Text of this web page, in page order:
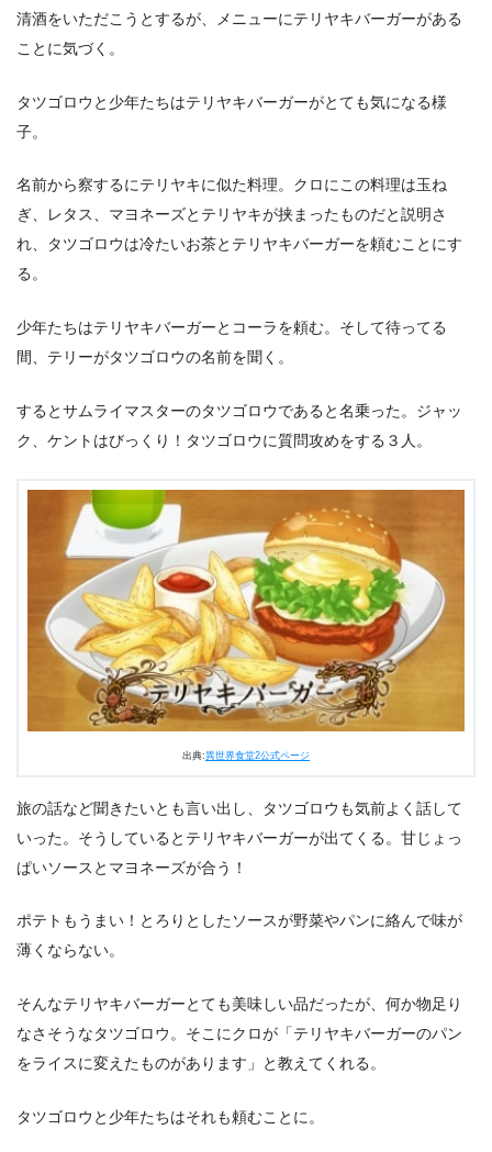
清酒をいただこうとするが、メニューにテリヤキバーガーがある
ことに気づく。
タツゴロウと少年たちはテリヤキバーガーがとても気になる様
子。
名前から察するにテリヤキに似た料理。クロにこの料理は玉ね
ぎ、レタス、マヨネーズとテリヤキが挟まったものだと説明さ
れ、タツゴロウは冷たいお茶とテリヤキバーガーを頼むことにす
る。
少年たちはテリヤキバーガーとコーラを頼む。そして待ってる
間、テリーがタツゴロウの名前を聞く。
するとサムライマスターのタツゴロウであると名乗った。ジャッ
ク、ケントはびっくり！タツゴロウに質問攻めをする３人。
出典:異世界食堂2公式ページ
旅の話など聞きたいとも言い出し、タツゴロウも気前よく話して
いった。そうしているとテリヤキバーガーが出てくる。甘じょっ
ぱいソースとマヨネーズが合う！
ポテトもうまい！とろりとしたソースが野菜やパンに絡んで味が
薄くならない。
そんなテリヤキバーガーとても美味しい品だったが、何か物足り
なさそうなタツゴロウ。そこにクロが「テリヤキバーガーのパン
をライスに変えたものがあります」と教えてくれる。
タツゴロウと少年たちはそれも頼むことに。